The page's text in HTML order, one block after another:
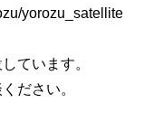
yorozu_satellite
ています。
ださい。